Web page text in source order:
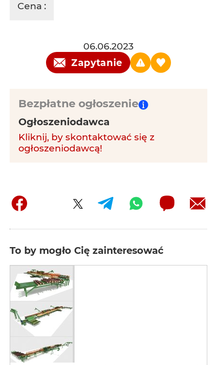
Cena :
06.06.2023
Zapytanie
Bezpłatne ogłoszenie
Ogłoszeniodawca
Kliknij, by skontaktować się z
ogłoszeniodawcą!
To by mogło Cię zainteresować